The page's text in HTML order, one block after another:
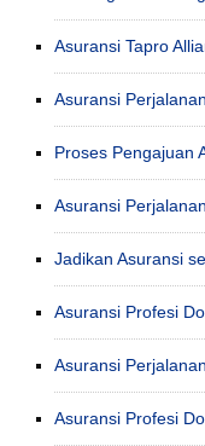
Asuransi Tapro
Asuransi
Proses Pengajuan
Asuransi
Jadikan Asuransi
Asuransi Profesi
Asuransi
Asuransi Profesi